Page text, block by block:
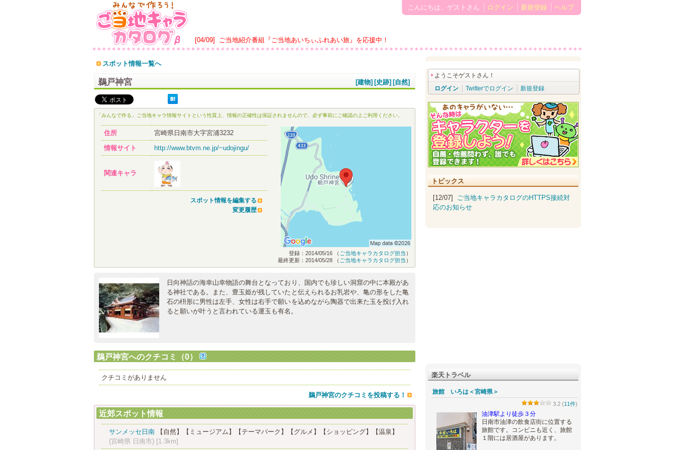
[04/09] ご当地紹介番組『ご当地あいちぃふれあい旅』を応援中！
こんにちは、ゲストさん ログイン 新規登録 ヘルプ
スポット情報一覧へ
鵜戸神宮 [自然]
[史跡]
[建物]
「みんなで作る」ご当地キャラ情報サイトという性質上、情報の正確性は保証されませんので、必ず事前にご確認の上ご利用ください。
住所
宮崎県日南市大字宮浦3232
情報サイト
http://www.btvm.ne.jp/~udojingu/
関連キャラ
スポット情報を編集する
変更履歴
登録：2014/05/16 （ ご当地キャラカタログ担当 ）
最終更新：2014/05/28 （ ご当地キャラカタログ担当 ）
日向神話の海幸山幸物語の舞台となっており、国内でも珍しい洞窟の中に本殿があ
る神社である。また、豊玉姫が残していたと伝えられるお乳岩や、亀の形をした亀
石の枡形に男性は左手、女性は右手で願いを込めながら陶器で出来た玉を投げ入れ
ると願いが叶うと言われている運玉も有名。
鵜戸神宮へのクチコミ（0）
クチコミがありません
鵜戸神宮のクチコミを投稿する！
近郊スポット情報
サンメッセ日南 【自然】 【ミュージアム】 【テーマパーク】 【グルメ】 【ショッピング】
【温泉】
(宮崎県 日南市) [1.3km]
ようこそゲストさん！
ログイン
Twitterでログイン 新規登録
トピックス
[12/07] ご当地キャラカタログのHTTPS接続対
応のお知らせ
楽天トラベル
旅館 いろは＜宮崎県＞
3.2 (11件)
油津駅より徒歩３分
日南市油津の飲食店街に位置する
旅館です。コンビニも近く、旅館
１階には居酒屋があります。